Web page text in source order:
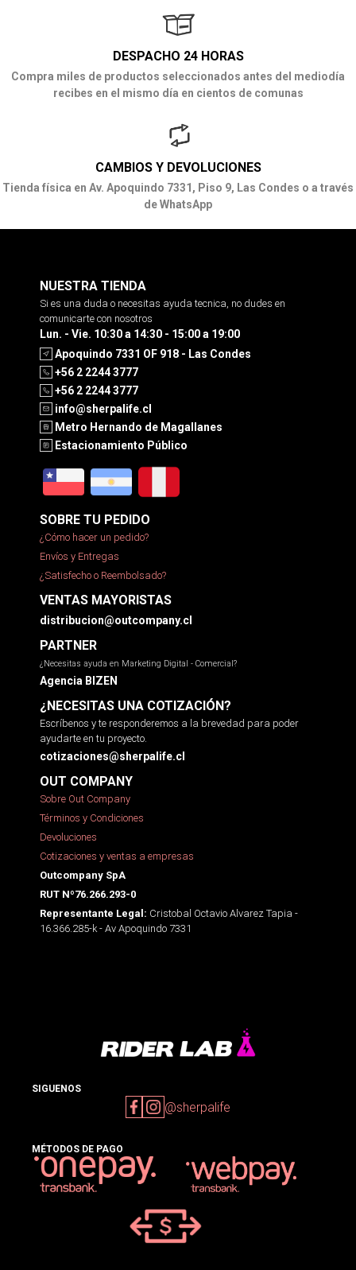
DESPACHO 24 HORAS
Compra miles de productos seleccionados antes del mediodía
recibes en el mismo día en cientos de comunas
CAMBIOS Y DEVOLUCIONES
Tienda física en Av. Apoquindo 7331, Piso 9, Las Condes o a través
de WhatsApp
NUESTRA TIENDA
Si es una duda o necesitas ayuda tecnica, no dudes en
comunicarte con nosotros
Lun. - Vie. 10:30 a 14:30 - 15:00 a 19:00
Apoquindo 7331 OF 918 - Las Condes
+56 2 2244 3777
+56 2 2244 3777
info@sherpalife.cl
Metro Hernando de Magallanes
Estacionamiento Público
SOBRE TU PEDIDO
¿Cómo hacer un pedido?
Envíos y Entregas
¿Satisfecho o Reembolsado?
VENTAS MAYORISTAS
distribucion@outcompany.cl
PARTNER
¿Necesitas ayuda en Marketing Digital - Comercial?
Agencia BIZEN
¿NECESITAS UNA COTIZACIÓN?
Escríbenos y te responderemos a la brevedad para poder
ayudarte en tu proyecto.
cotizaciones@sherpalife.cl
OUT COMPANY
Sobre Out Company
Términos y Condiciones
Devoluciones
Cotizaciones y ventas a empresas
Outcompany SpA
RUT Nº76.266.293-0
Representante Legal: Cristobal Octavio Alvarez Tapia -
16.366.285-k - Av Apoquindo 7331
SIGUENOS
@sherpalife
MÉTODOS DE PAGO